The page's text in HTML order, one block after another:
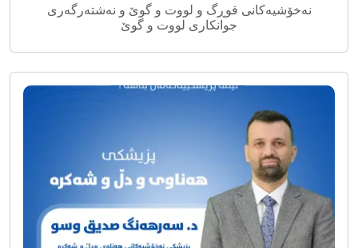
نەخۆشیەکانی قوڕگ و لووت و گوێ و نەشتەرگەری
جوانکاری لووت و گوێ